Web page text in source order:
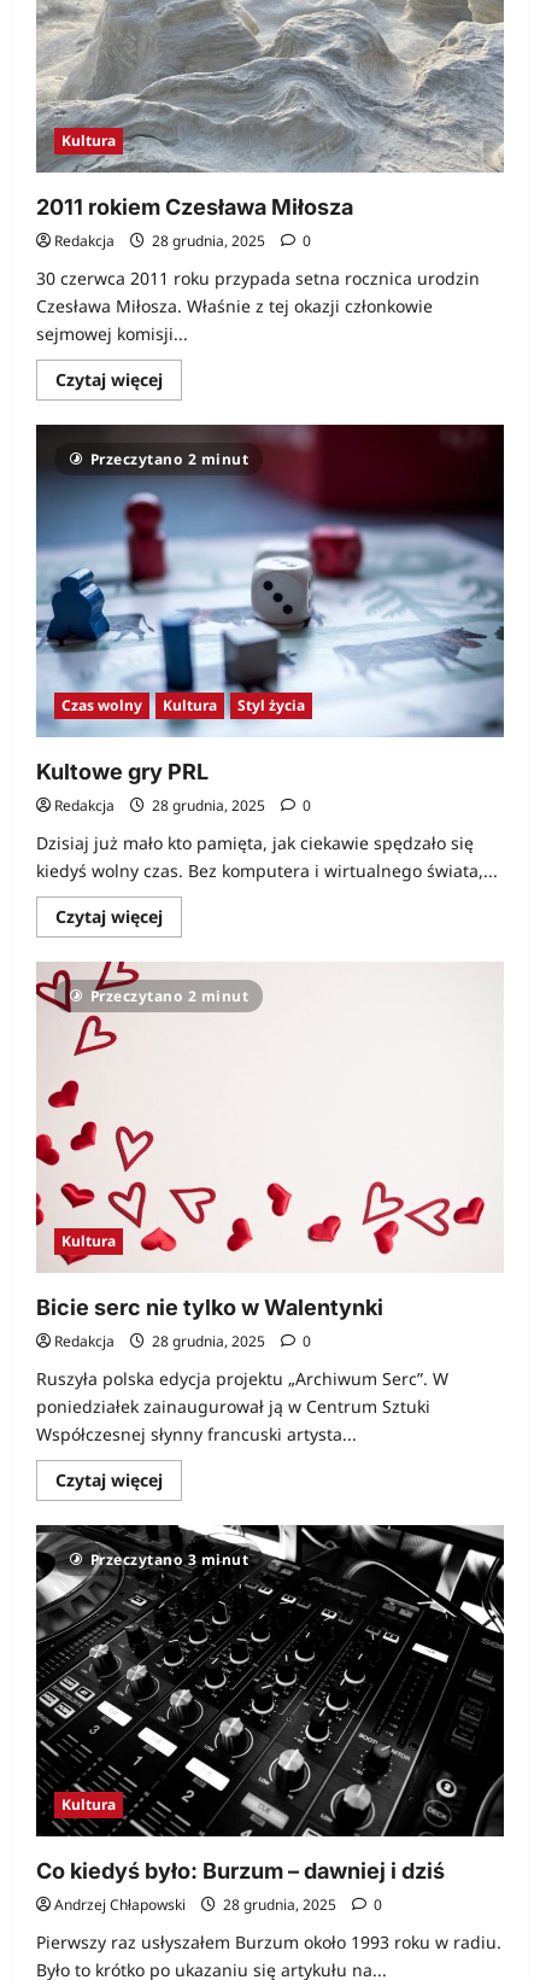
Kultura
2011 rokiem Czesława Miłosza
Redakcja 28 grudnia, 2025 0
30 czerwca 2011 roku przypada setna rocznica urodzin
Czesława Miłosza. Właśnie z tej okazji członkowie
sejmowej komisji...
Czytaj więcejDowiedz
się
o
2011
rokiem
Czesława
Miłosza
Przeczytano 2 minut
Czas wolny Kultura Styl życia
Kultowe gry PRL
Redakcja 28 grudnia, 2025 0
Dzisiaj już mało kto pamięta, jak ciekawie spędzało się
kiedyś wolny czas. Bez komputera i wirtualnego świata,...
Czytaj więcejDowiedz
się
o
Kultowe
gry
PRL
Przeczytano 2 minut
Kultura
Bicie serc nie tylko w Walentynki
Redakcja 28 grudnia, 2025 0
Ruszyła polska edycja projektu „Archiwum Serc”. W
poniedziałek zainaugurował ją w Centrum Sztuki
Współczesnej słynny francuski artysta...
Czytaj więcejDowiedz
się
o
Bicie
serc
nie
tylko
w
Walentynki
Przeczytano 3 minut
Kultura
Co kiedyś było: Burzum – dawniej i dziś
Andrzej Chłapowski 28 grudnia, 2025 0
Pierwszy raz usłyszałem Burzum około 1993 roku w radiu.
Było to krótko po ukazaniu się artykułu na...